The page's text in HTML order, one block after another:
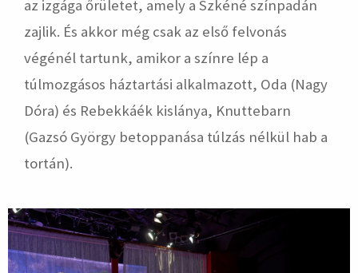
az izgága őrületet, amely a Szkéné színpadán
zajlik. És akkor még csak az első felvonás
végénél tartunk, amikor a színre lép a
túlmozgásos háztartási alkalmazott, Oda (Nagy
Dóra) és Rebekkáék kislánya, Knuttebarn
(Gazsó György betoppanása túlzás nélkül hab a
tortán).